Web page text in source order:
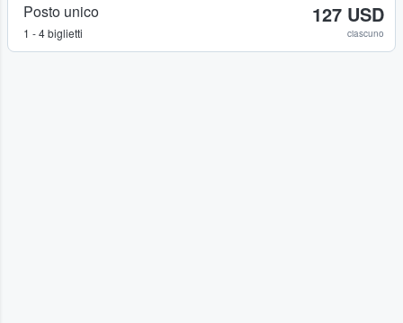
Posto unico
1 - 4 biglietti
127 USD
ciascuno